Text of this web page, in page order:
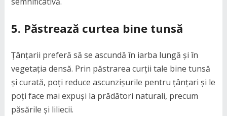
5. Păstrează curtea bine tunsă
Țânțarii preferă să se ascundă în iarba lungă și în
vegetația densă. Prin păstrarea curții tale bine tunsă
și curată, poți reduce ascunzișurile pentru țânțari și le
poți face mai expuși la prădători naturali, precum
păsările și liliecii.